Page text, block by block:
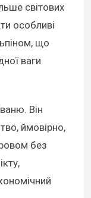
світових
особливі
що
ваги
Він
ймовірно,
без